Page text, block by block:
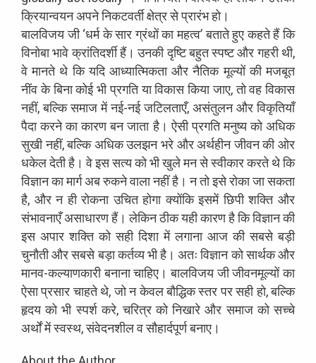
क्रियान्वयन अपने निकटवर्ती क्षेत्र से प्रारंभ हो।
बालविजय जी ‘धर्म के सार ग्रंथों का महत्व’ बताते हुए कहते हैं कि
विनोबा भावे क्रांतिदर्शी हैं। उनकी दृष्टि बहुत स्पष्ट और गहरी थी,
वे मानते थे कि यदि आध्यात्मिकता और नैतिक मूल्यों की मजबूत
नींव के बिना कोई भी प्रगति या विकास किया जाए, तो वह विकास
नहीं, बल्कि समाज में नई-नई जटिलताएँ, असंतुलन और विकृतियाँ
पैदा करने का कारण बन जाता है। ऐसी प्रगति मनुष्य को अधिक
सुखी नहीं, बल्कि अधिक उलझन भरे और अर्थहीन जीवन की ओर
धकेल देती है। वे इस सत्य को भी खुले मन से स्वीकार करते थे कि
विज्ञान का मार्ग अब रुकने वाला नहीं है। न तो इसे रोका जा सकता
है, और न ही रोकना उचित होगा क्योंकि इसमें छिपी शक्ति और
संभावनाएँ असाधारण हैं। लेकिन ठीक यही कारण है कि विज्ञान की
इस अपार शक्ति को सही दिशा में लगाना आज की सबसे बड़ी
चुनौती और सबसे बड़ा कर्तव्य भी है। अतः विज्ञान को सार्थक और
मानव-कल्याणकारी बनाना चाहिए। बालविजय जी जीवनमूल्यों का
ऐसा प्रसार चाहते थे, जो न केवल बौद्धिक स्तर पर सही हो, बल्कि
हृदय को भी स्पर्श करे, चरित्र को निखारे और समाज को सच्चे
अर्थों में स्वस्थ, संवेदनशील व सौहार्दपूर्ण बनाए।